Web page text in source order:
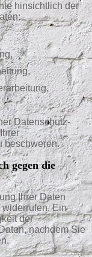
hinsichtlich der
Datenschutz-
beschweren.
gegen die
Ihrer Daten
Ein
der
nachdem Sie